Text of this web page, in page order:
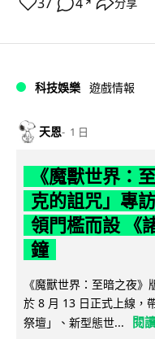
↗
科技娛樂 遊戲情報
天恩 1 日
《魔獸世界：
克的詛咒」專
領門檻而設 《
鐘
《魔獸世界：至暗之夜
於 8 月 13 日正式上線，
祭壇」、新型態世...
閱